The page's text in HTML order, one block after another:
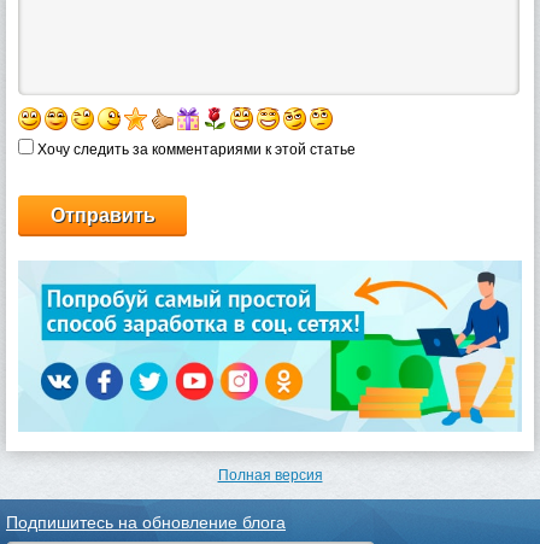
Хочу следить за комментариями к этой статье
Полная версия
Подпишитесь на обновление блога